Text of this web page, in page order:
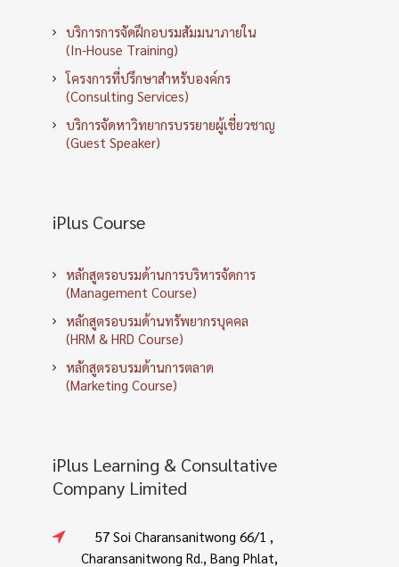
บริการการจัดฝึกอบรมสัมมนาภายใน
(In-House Training)
โครงการที่ปรึกษาสำหรับองค์กร
(Consulting Services)
บริการจัดหาวิทยากรบรรยายผู้เชี่ยวชาญ
(Guest Speaker)
iPlus Course
หลักสูตรอบรมด้านการบริหารจัดการ
(Management Course)
หลักสูตรอบรมด้านทรัพยากรบุคคล
(HRM & HRD Course)
หลักสูตรอบรมด้านการตลาด
(Marketing Course)
iPlus Learning & Consultative
Company Limited
57 Soi Charansanitwong 66/1 ,
Charansanitwong Rd., Bang Phlat,